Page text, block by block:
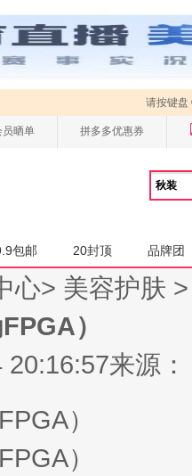
请按键盘
员晒单 拼多多优惠券
包邮 20封顶 品牌团
心> 美容护肤
）
20:16:57来源：
）
）